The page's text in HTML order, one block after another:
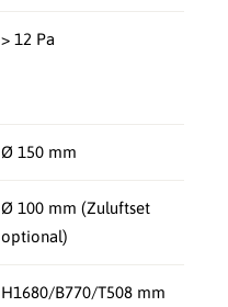
> 12 Pa
Ø 150 mm
Ø 100 mm (Zuluftset
optional)
H1680/B770/T508 mm